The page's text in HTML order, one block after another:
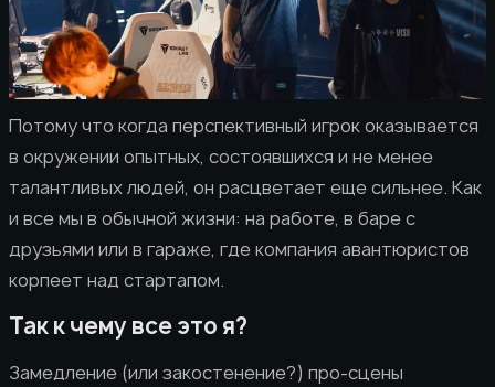
Потому что когда перспективный игрок оказывается
в окружении опытных, состоявшихся и не менее
талантливых людей, он расцветает еще сильнее. Как
и все мы в обычной жизни: на работе, в баре с
друзьями или в гараже, где компания авантюристов
корпеет над стартапом.
Так к чему все это я?
Замедление (или закостенение?) про-сцены